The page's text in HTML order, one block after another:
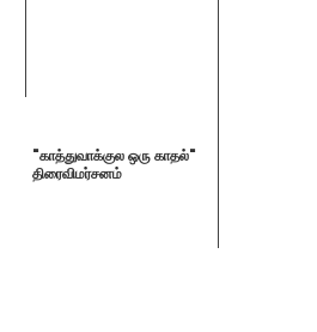
"காத்துவாக்குல ஒரு காதல்"
திரைவிமர்சனம்